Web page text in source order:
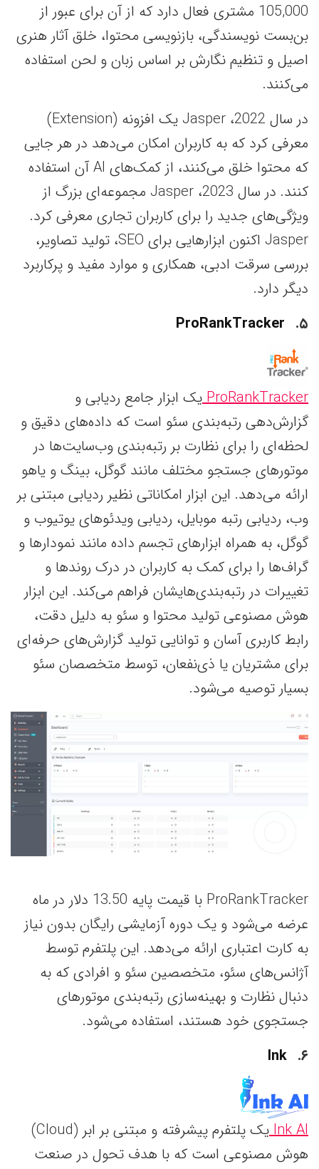
105,000 مشتری فعال دارد که از آن برای عبور از
بن‌بست نویسندگی، باز‌نویسی محتوا، خلق آثار هنری
اصیل و تنظیم نگارش بر اساس زبان و لحن استفاده
می‌کنند.
در سال 2022، Jasper یک افزونه (Extension)
معرفی کرد که به کاربران امکان می‌دهد در هر جایی
که محتوا خلق می‌کنند، از کمک‌های AI آن استفاده
کنند. در سال 2023، Jasper مجموعه‌ای بزرگ از
ویژگی‌های جدید را برای کاربران تجاری معرفی کرد.
Jasper اکنون ابزارهایی برای SEO، تولید تصاویر،
بررسی سرقت ادبی، همکاری و موارد مفید و پرکاربرد
دیگر دارد.
۵
ProRankTracker
ProRankTrackerیک ابزار جامع ردیابی و
گزارش‌دهی رتبه‌بندی سئو است که داده‌های دقیق و
لحظه‌ای را برای نظارت بر رتبه‌بندی وب‌سایت‌ها در
موتورهای جستجو مختلف مانند گوگل، بینگ و یاهو
ارائه می‌دهد. این ابزار امکاناتی نظیر ردیابی مبتنی بر
وب، ردیابی رتبه موبایل، ردیابی ویدئوهای یوتیوب و
گوگل، به همراه ابزارهای تجسم داده مانند نمودارها و
گراف‌ها را برای کمک به کاربران در درک روندها و
تغییرات در رتبه‌بندی‌هایشان فراهم می‌کند. این ابزار
هوش مصنوعی تولید محتوا و سئو به دلیل دقت،
رابط کاربری آسان و توانایی تولید گزارش‌های حرفه‌ای
برای مشتریان یا ذی‌نفعان، توسط متخصصان سئو
بسیار توصیه می‌شود.
ProRankTracker با قیمت پایه 13.50 دلار در ماه
عرضه می‌شود و یک دوره آزمایشی رایگان بدون نیاز
به کارت اعتباری ارائه می‌دهد. این پلتفرم توسط
آژانس‌های سئو، متخصصین سئو و افرادی که به
دنبال نظارت و بهینه‌سازی رتبه‌بندی موتورهای
جستجوی خود هستند، استفاده می‌شود.
۶
Ink
Ink AI
یک پلتفرم پیشرفته و مبتنی بر ابر (Cloud)
هوش مصنوعی است که با هدف تحول در صنعت